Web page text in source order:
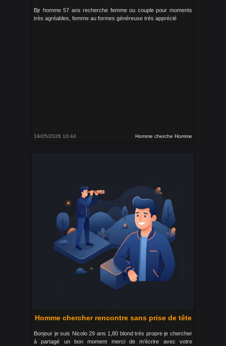
Bjr homme 57 ans recherche femme ou couple pour moments
très agréables, femme au formes généreuse très apprécié
19/05/2026 10:44 Homme cherche Homme
Homme chercher rencontre sans prise de tête
Bonjour je suis Nicolo 29 ans 1,80 blond très propre je chercher
à partagé un bon moment merci de m’écrire avec votre